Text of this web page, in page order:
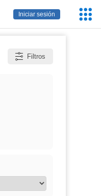
Iniciar sesión
Filtros